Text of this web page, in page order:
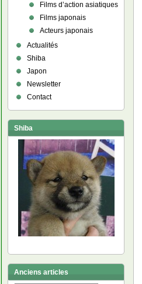
Films d’action asiatiques
Films japonais
Acteurs japonais
Actualités
Shiba
Japon
Newsletter
Contact
Shiba
Anciens articles